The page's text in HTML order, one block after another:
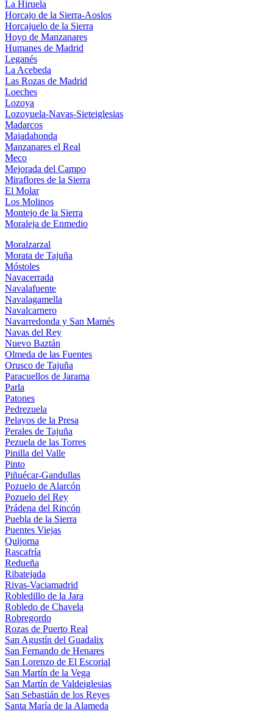
La Hiruela
Horcajo de la Sierra-Aoslos
Horcajuelo de la Sierra
Hoyo de Manzanares
Humanes de Madrid
Leganés
La Acebeda
Las Rozas de Madrid
Loeches
Lozoya
Lozoyuela-Navas-Sieteiglesias
Madarcos
Majadahonda
Manzanares el Real
Meco
Mejorada del Campo
Miraflores de la Sierra
El Molar
Los Molinos
Montejo de la Sierra
Moraleja de Enmedio
Moralzarzal
Morata de Tajuña
Móstoles
Navacerrada
Navalafuente
Navalagamella
Navalcarnero
Navarredonda y San Mamés
Navas del Rey
Nuevo Baztán
Olmeda de las Fuentes
Orusco de Tajuña
Paracuellos de Jarama
Parla
Patones
Pedrezuela
Pelayos de la Presa
Perales de Tajuña
Pezuela de las Torres
Pinilla del Valle
Pinto
Piñuécar-Gandullas
Pozuelo de Alarcón
Pozuelo del Rey
Prádena del Rincón
Puebla de la Sierra
Puentes Viejas
Quijorna
Rascafría
Redueña
Ribatejada
Rivas-Vaciamadrid
Robledillo de la Jara
Robledo de Chavela
Robregordo
Rozas de Puerto Real
San Agustín del Guadalix
San Fernando de Henares
San Lorenzo de El Escorial
San Martín de la Vega
San Martín de Valdeiglesias
San Sebastián de los Reyes
Santa María de la Alameda